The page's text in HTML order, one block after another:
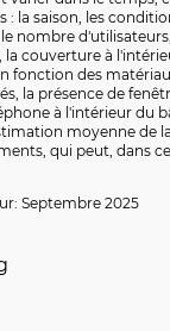
: la saison, les
nombre
la couverture à
fonction des
la présence de
à l'intérieur du
moyenne de
qui peut, dans
Septembre 2025